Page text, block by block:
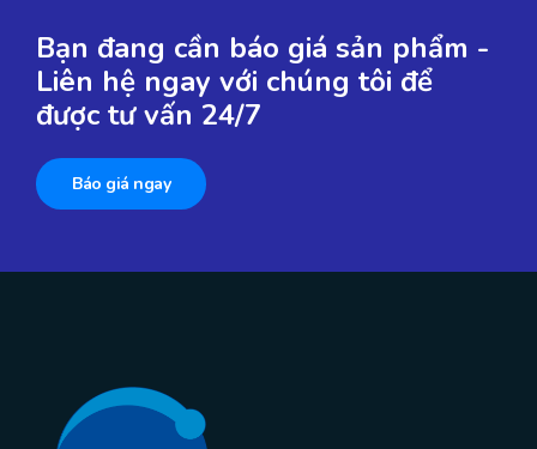
Bạn đang cần báo giá sản phẩm -
Liên hệ ngay với chúng tôi để
được tư vấn 24/7
Báo giá ngay